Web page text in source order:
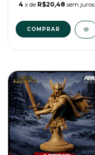
4 x de R$20,48 sem juros